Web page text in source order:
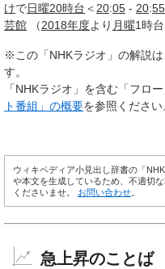
けで日曜20時台 ＜ 20:05 - 20:55
芸館 （2018年度より 月曜1時
※この「NHKラジオ」の解説
す。
「NHKラジオ」を含む「フロ
ト番組」の概要を参照ください
ウィキペディア小見出し辞書の「
や本文を生成しているため、不適切
くださいませ。 お問い合わせ
急上昇のことば